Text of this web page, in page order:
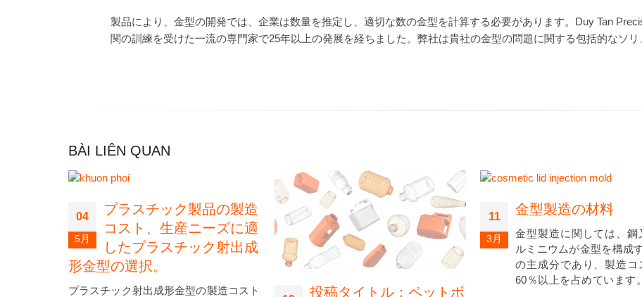
製品により、金型の開発では、企業は数量を推定し、適切な数の金型を計算する必要があります。Duy Tan
関の訓練を受けた一流の専門家で25年以上の発展を経ちました。弊社は貴社の金型の問題に関する包括的なソリ
BÀI LIÊN QUAN
04
5月
プラスチック製品の製造
コスト、生産ニーズに適
したプラスチック射出成
形金型の選択。
プラスチック射出成形金型の製造コスト 投稿タイトル：ペットボ
11
3月
金型製造の材料
金型製造に関しては、鋼
ルミニウムが金型を構成
の主成分であり、製造コ
60％以上を占めています